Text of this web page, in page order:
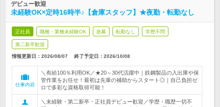
デビュー歓迎
未経験OK×定時16時半♪【倉庫スタッフ】★夜勤・転勤なし
正社員 職種・業種未経験OK 急募 転勤なし 学歴不問
第二新卒歓迎
情報更新日：2026/08/07 終了予定日： 2026/10/08
仕事内容
＼有給100％利用OK／★20～30代活躍中｜鉄鋼製品の入出庫や保
管作業をお任せ！最初は先輩の補助からスタート◎｜自己負担ゼ
ロで多彩な資格取得可能！
＼未経験・第二新卒・正社員デビュー歓迎／学歴・職歴一切不